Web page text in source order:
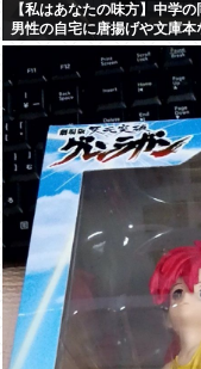
【私はあなたの味方】中学
男性の自宅に唐揚げや文庫